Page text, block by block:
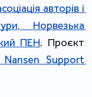
авторів і
,
Норвезька
ПЕН. Проєкт
Support